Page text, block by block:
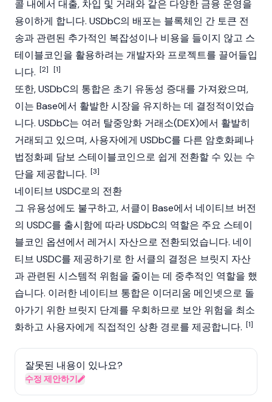
콜 내에서 대출, 차입 및 거래와 같은 다양한 금융 운영을
용이하게 합니다. USDbC의 배포는 블록체인 간 토큰 전
송과 관련된 추가적인 복잡성이나 비용을 들이지 않고 스
테이블코인을 활용하려는 개발자와 프로젝트를 끌어들입
니다. [2] [1]
또한, USDbC의 통합은 초기 유동성 증대를 가져왔으며,
이는 Base에서 활발한 시장을 유지하는 데 결정적이었습
니다. USDbC는 여러 탈중앙화 거래소(DEX)에서 활발히
거래되고 있으며, 사용자에게 USDbC를 다른 암호화폐나
법정화폐 담보 스테이블코인으로 쉽게 전환할 수 있는 수
단을 제공합니다. [3]
네이티브 USDC로의 전환
그 유용성에도 불구하고,서클이 Base에서 네이티브 버전
의 USDC를 출시함에 따라 USDbC의 역할은 주요 스테이
블코인 옵션에서 레거시 자산으로 전환되었습니다. 네이
티브 USDC를 제공하기로 한 서클의 결정은 브릿지 자산
과 관련된 시스템적 위험을 줄이는 데 중추적인 역할을 했
습니다. 이러한 네이티브 통합은 이더리움 메인넷으로 돌
아가기 위한 브릿지 단계를 우회하므로 보안 위험을 최소
화하고 사용자에게 직접적인 상환 경로를 제공합니다. [1]
잘못된 내용이 있나요?
수정 제안하기